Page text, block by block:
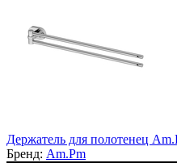
Держатель для полотенец
Бренд: Am.Pm